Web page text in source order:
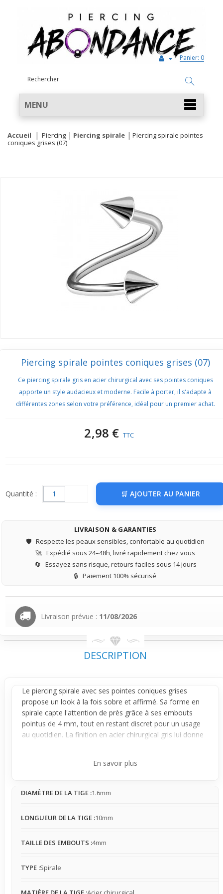
Panier: 0
MENU
Accueil Piercing Piercing spirale
Piercing spirale pointes
coniques grises (07)
Piercing spirale pointes coniques grises (07)
Ce piercing spirale gris en acier chirurgical avec ses pointes coniques
apporte un style audacieux et moderne. Facile à porter, il s'adapte à
différentes zones selon votre préférence, idéal pour un premier achat.
2,98 € TTC
Quantité : AJOUTER AU PANIER
LIVRAISON & GARANTIES
🛡️ Respecte les peaux sensibles, confortable au quotidien
🚀 Expédié sous 24–48h, livré rapidement chez vous
🔄 Essayez sans risque, retours faciles sous 14 jours
🔒 Paiement 100% sécurisé
Livraison prévue : 11/08/2026
DESCRIPTION
Le piercing spirale avec ses pointes coniques grises
propose un look à la fois sobre et affirmé. Sa forme en
spirale capte l'attention de près grâce à ses embouts
pointus de 4 mm, tout en restant discret pour un usage
au quotidien. La finition en acier chirurgical gris lui donne
légèrement avec les mouvements, ce qui apporte un effet
corps, offrant une présence perceptible mais sans gêne,
Si c'est votre premierpiercing
porter sur différentes zones selon vos envies. Son design
stylé mais pas trop marqué permet d'oser un nouveau
En savoir plus
DIAMÈTRE DE LA TIGE :1.6mm
LONGUEUR DE LA TIGE :10mm
TAILLE DES EMBOUTS :4mm
TYPE :Spirale